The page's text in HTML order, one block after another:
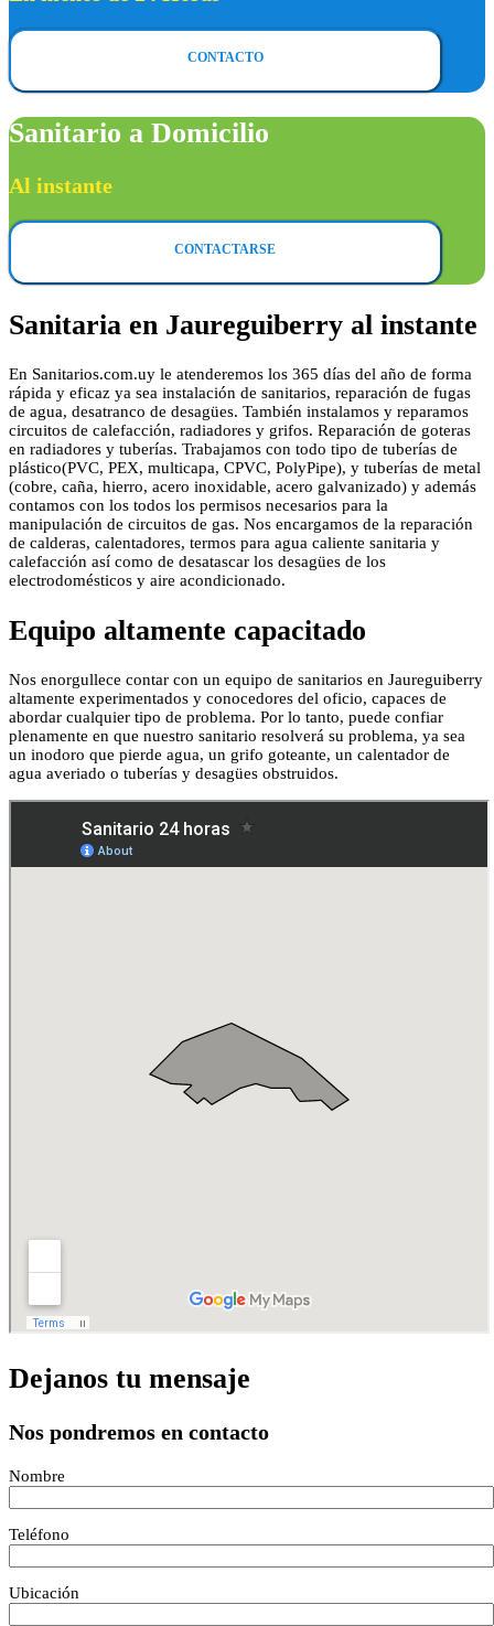
CONTACTO
Sanitario a Domicilio
Al instante
CONTACTARSE
Sanitaria en Jaureguiberry al instante
En Sanitarios.com.uy le atenderemos los 365 días del año de forma
rápida y eficaz ya sea instalación de sanitarios, reparación de fugas
de agua, desatranco de desagües. También instalamos y reparamos
circuitos de calefacción, radiadores y grifos. Reparación de goteras
en radiadores y tuberías. Trabajamos con todo tipo de tuberías de
plástico(PVC, PEX, multicapa, CPVC, PolyPipe), y tuberías de metal
(cobre, caña, hierro, acero inoxidable, acero galvanizado) y además
contamos con los todos los permisos necesarios para la
manipulación de circuitos de gas. Nos encargamos de la reparación
de calderas, calentadores, termos para agua caliente sanitaria y
calefacción así como de desatascar los desagües de los
electrodomésticos y aire acondicionado.
Equipo altamente capacitado
Nos enorgullece contar con un equipo de sanitarios en Jaureguiberry
altamente experimentados y conocedores del oficio, capaces de
abordar cualquier tipo de problema. Por lo tanto, puede confiar
plenamente en que nuestro sanitario resolverá su problema, ya sea
un inodoro que pierde agua, un grifo goteante, un calentador de
agua averiado o tuberías y desagües obstruidos.
Dejanos tu mensaje
Nos pondremos en contacto
Nombre
Teléfono
Ubicación